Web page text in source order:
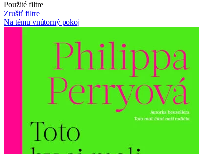
Použité filtre
Zrušiť filtre
Na tému vnútorný pokoj